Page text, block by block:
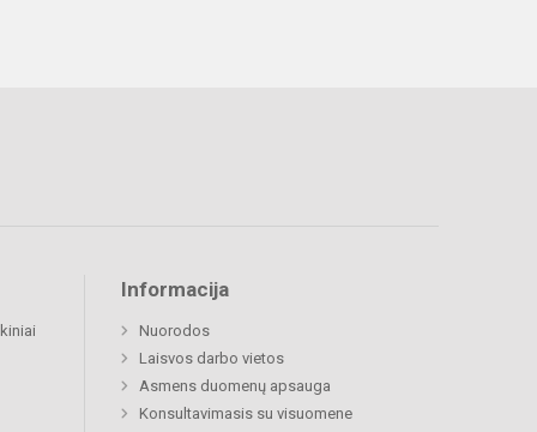
Informacija
Nuorodos
Laisvos darbo vietos
Asmens duomenų apsauga
Konsultavimasis su visuomene